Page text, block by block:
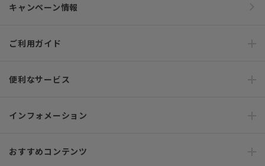
キャンペーン情報
ご利用ガイド
便利なサービス
インフォメーション
おすすめコンテンツ